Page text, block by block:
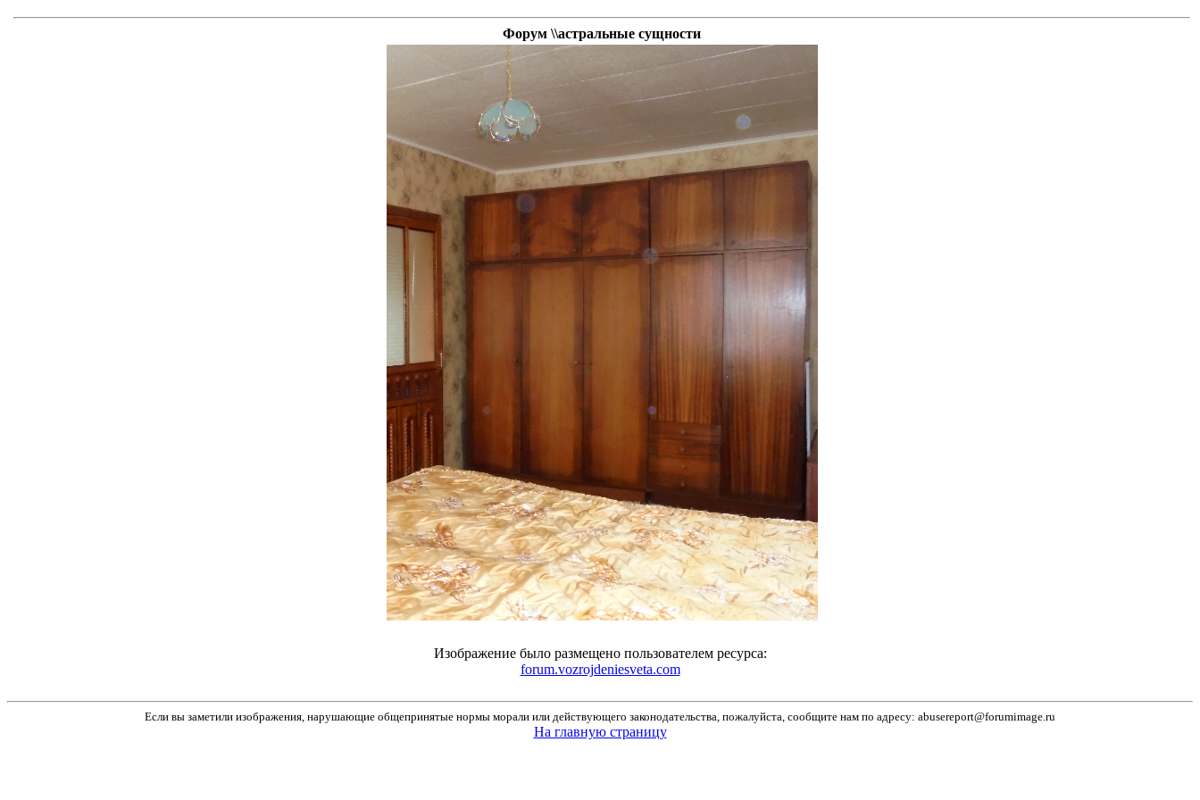
Форум \\астральные сущности
Изображение было размещено пользователем ресурса:
forum.vozrojdeniesveta.com
Если вы заметили изображения, нарушающие общепринятые нормы морали или действующего законодательства, пожалуйста, сообщите нам по адресу: abusereport@forumimage.ru
На главную страницу